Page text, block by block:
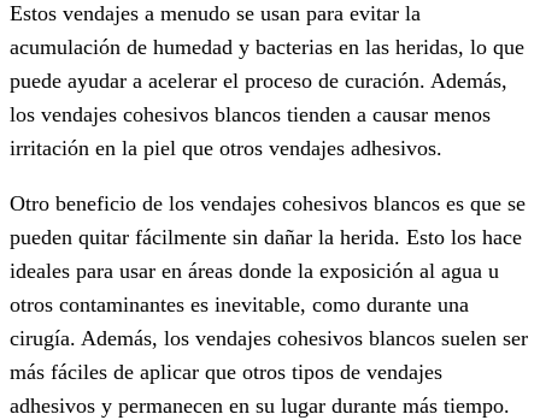
Estos vendajes a menudo se usan para evitar la
acumulación de humedad y bacterias en las heridas, lo que
puede ayudar a acelerar el proceso de curación. Además,
los vendajes cohesivos blancos tienden a causar menos
irritación en la piel que otros vendajes adhesivos.
Otro beneficio de los vendajes cohesivos blancos es que se
pueden quitar fácilmente sin dañar la herida. Esto los hace
ideales para usar en áreas donde la exposición al agua u
otros contaminantes es inevitable, como durante una
cirugía. Además, los vendajes cohesivos blancos suelen ser
más fáciles de aplicar que otros tipos de vendajes
adhesivos y permanecen en su lugar durante más tiempo.